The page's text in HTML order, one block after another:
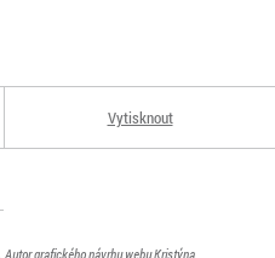
Vytisknout
. Autor grafického návrhu webu Kristýna